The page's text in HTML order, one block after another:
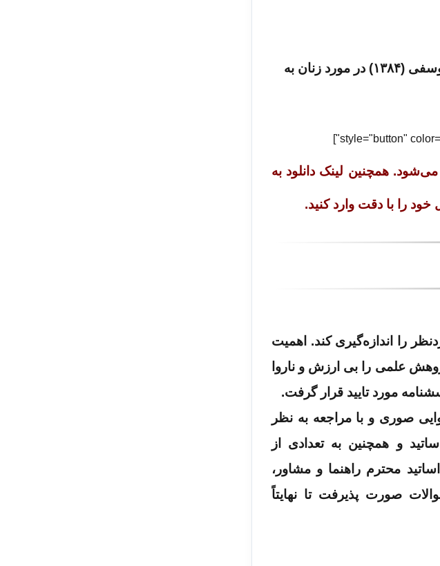
منظور نمره ای است که از پرسشنامه همسرآزاری قهاری،عاطف وحید و یوسفی (۱۳۸۴) در مورد زنان به
همچنین لینک دانلود به
را با دقت وارد کنید.
را اندازه‌گیری کند. اهمیت
علمی را بی ارزش و ناروا
صوری و با مراجعه به نظر
و همچنین به تعدادی از
محترم راهنما و مشاور،
صورت پذیرفت تا نهایتاً